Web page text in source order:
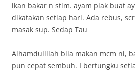
ikan bakar n stim. ayam plak buat
dikatakan setiap hari. Ada rebus,
masak sup. Sedap Tau
Alhamdulillah bila makan mcm ni,
pun cepat sembuh. I bertungku